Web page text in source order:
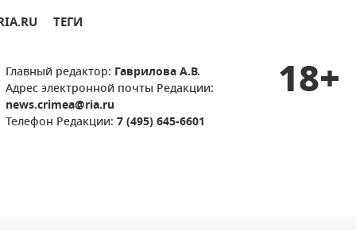
ТЕГИ
Главный редактор: Гаврилова А.В.
Адрес электронной почты Редакции:
news.crimea@ria.ru
Телефон Редакции: 7 (495) 645-6601
18+